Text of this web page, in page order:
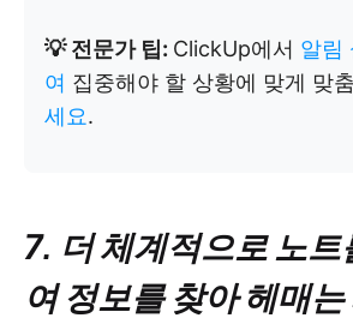
💡 전문가 팁: ClickUp에서 알림
여 집중해야 할 상황에 맞게 맞
세요.
7. 더 체계적으로 노트
여 정보를 찾아 헤매